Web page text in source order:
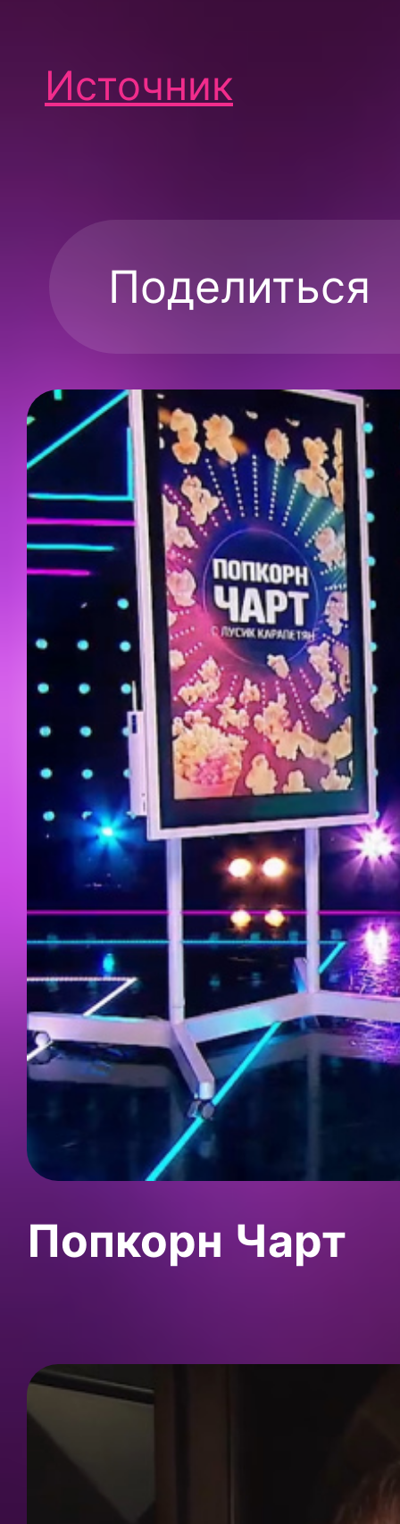
Источник
Поделиться
Попкорн Чарт